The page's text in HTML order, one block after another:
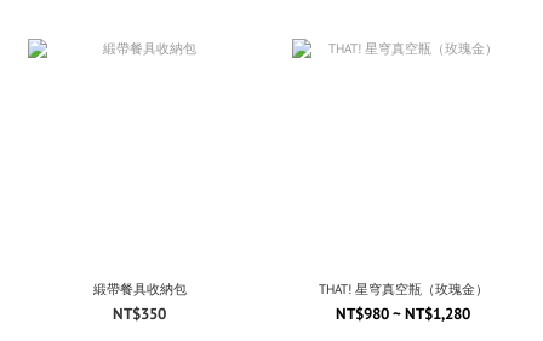
緞帶餐具收納包
NT$350
THAT! 星穹真空瓶（玫瑰金）
NT$980 ~ NT$1,280